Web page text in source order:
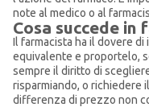
note al medico o al
Cosa succede in
Il farmacista ha il dovere
equivalente e proportelo,
sempre il diritto di
risparmiando, o richiedere
differenza di prezzo non